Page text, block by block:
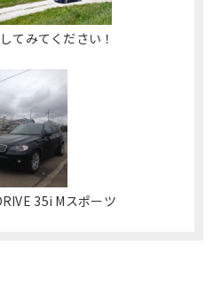
てみてください！
35i Mスポーツ